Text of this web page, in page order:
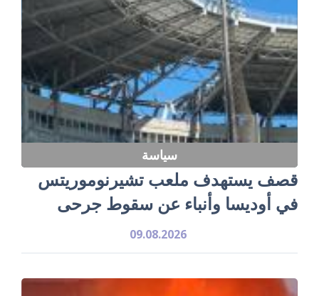
سياسة
قصف يستهدف ملعب تشيرنوموريتس
في أوديسا وأنباء عن سقوط جرحى
09.08.2026